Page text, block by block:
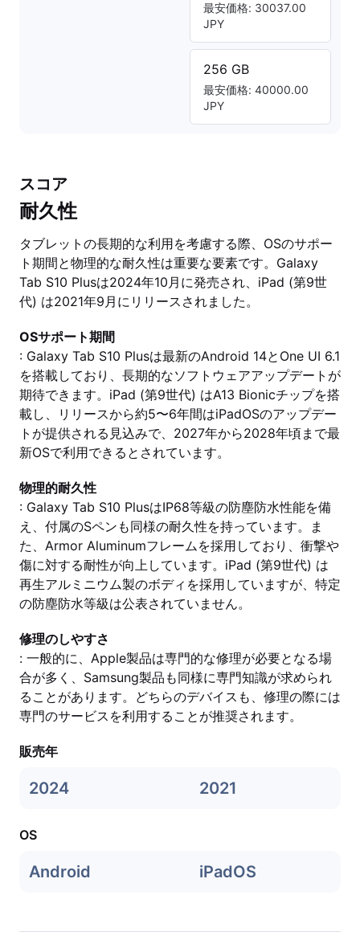
最安価格: 30037.00
JPY
256 GB
最安価格: 40000.00
JPY
スコア
耐久性
タブレットの長期的な利用を考慮する際、OSのサポー
ト期間と物理的な耐久性は重要な要素です。Galaxy
Tab S10 Plusは2024年10月に発売され、iPad (第9世
代) は2021年9月にリリースされました。
OSサポート期間
: Galaxy Tab S10 Plusは最新のAndroid 14とOne UI 6.1
を搭載しており、長期的なソフトウェアアップデートが
期待できます。iPad (第9世代) はA13 Bionicチップを搭
載し、リリースから約5〜6年間はiPadOSのアップデー
トが提供される見込みで、2027年から2028年頃まで最
新OSで利用できるとされています。
物理的耐久性
: Galaxy Tab S10 PlusはIP68等級の防塵防水性能を備
え、付属のSペンも同様の耐久性を持っています。ま
た、Armor Aluminumフレームを採用しており、衝撃や
傷に対する耐性が向上しています。iPad (第9世代) は
再生アルミニウム製のボディを採用していますが、特定
の防塵防水等級は公表されていません。
修理のしやすさ
: 一般的に、Apple製品は専門的な修理が必要となる場
合が多く、Samsung製品も同様に専門知識が求められ
ることがあります。どちらのデバイスも、修理の際には
専門のサービスを利用することが推奨されます。
販売年
2024 2021
OS
Android iPadOS